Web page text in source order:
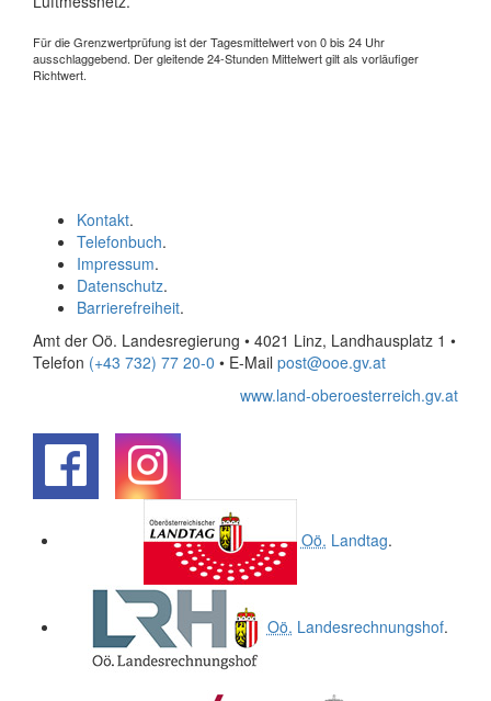
Für die Grenzwertprüfung ist der Tagesmittelwert von 0 bis 24 Uhr
ausschlaggebend. Der gleitende 24-Stunden Mittelwert gilt als vorläufiger
Richtwert.
Kontakt.
Telefonbuch.
Impressum.
Datenschutz.
Barrierefreiheit.
Amt der Oö. Landesregierung • 4021 Linz, Landhausplatz 1 •
Telefon (+43 732) 77 20-0 • E-Mail post@ooe.gv.at
www.land-oberoesterreich.gv.at
Oö. Landtag.
Oö. Landesrechnungshof.